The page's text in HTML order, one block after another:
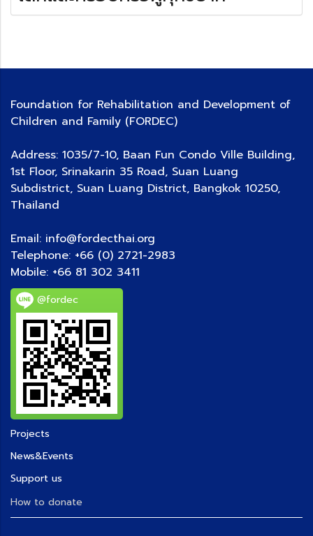
Foundation for Rehabilitation and Development of
Children and Family (FORDEC)
Address: 1035/7-10, Baan Fun Condo Ville Building,
1st Floor, Srinakarin 35 Road, Suan Luang
Subdistrict, Suan Luang District, Bangkok 10250,
Thailand
Email: info@fordecthai.org
Telephone: +66 (0) 2721-2983
Mobile: +66 81 302 3411
@fordec
Projects
News&Events
Support us
How to donate